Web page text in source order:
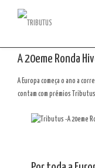
A 20eme Ronda
A Europa começa o ano a
contam com prémios